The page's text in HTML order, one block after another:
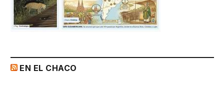
EN EL CHACO